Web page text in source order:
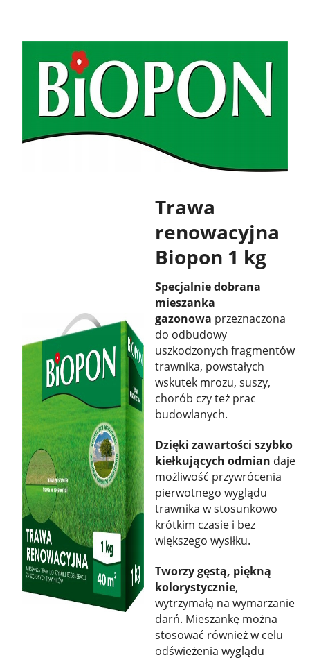
Trawa
renowacyjna
Biopon 1 kg
Specjalnie dobrana
mieszanka
gazonowa przeznaczona
do odbudowy
uszkodzonych fragmentów
trawnika, powstałych
wskutek mrozu, suszy,
chorób czy też prac
budowlanych.
Dzięki zawartości szybko
kiełkujących odmian daje
możliwość przywrócenia
pierwotnego wyglądu
trawnika w stosunkowo
krótkim czasie i bez
większego wysiłku.
Tworzy gęstą, piękną
kolorystycznie,
wytrzymałą na wymarzanie
darń. Mieszankę można
stosować również w celu
odświeżenia wyglądu